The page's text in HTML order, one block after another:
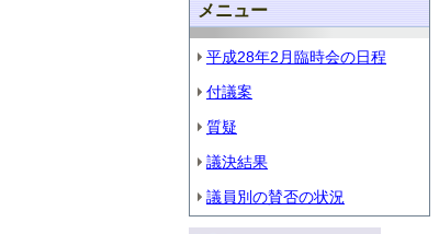
メニュー
平成28年2月臨時会の日程
付議案
質疑
議決結果
議員別の賛否の状況